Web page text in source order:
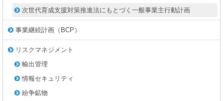
次世代育成支援対策推進法にもとづく一般事業主行動計画
事業継続計画（BCP）
リスクマネジメント
輸出管理
情報セキュリティ
紛争鉱物